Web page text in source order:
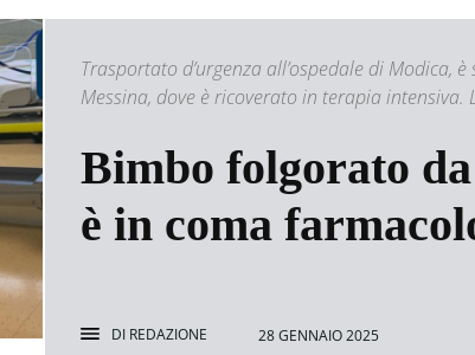
Trasportato d’urgenza all’ospedale di Modica,
Messina, dove è ricoverato in terapia
Bimbo folgorato
è in coma
DI REDAZIONE 28 GENNAIO 2025